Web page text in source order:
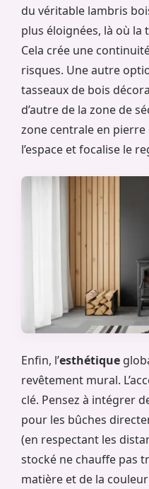
du véritable lambris
plus éloignées, là où
Cela crée une
risques. Une autre
tasseaux de bois
d’autre de la zone de
zone centrale en
l’espace et focalise le
Enfin, l’esthétique
revêtement mural.
clé. Pensez à intégrer
pour les bûches
(en respectant les
stocké ne chauffe pas
matière et de la